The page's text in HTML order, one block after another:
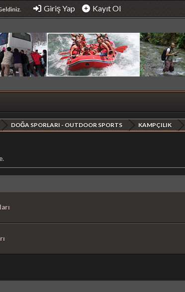
. Giriş Yap Kayıt Ol
DOĞA SPORLARI - OUTDOOR SPORTS KAMPÇILIK